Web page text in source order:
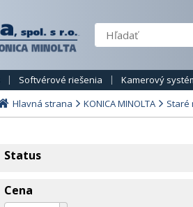
Softvérové riešenia Kamerový
Hlavná strana KONICA MINOLTA Staré
Status
Cena